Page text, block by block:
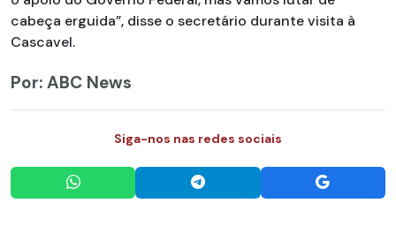
cabeça erguida”, disse o secretário durante visita à
Cascavel.
Por: ABC News
Siga-nos nas redes sociais